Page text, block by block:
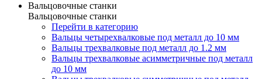
Вальцовочные станки
Вальцовочные станки
Перейти в категорию
Вальцы четырехвалковые под металл до 10 мм
Вальцы трехвалковые под металл до 1.2 мм
Вальцы трехвалковые асимметричные под металл
до 10 мм